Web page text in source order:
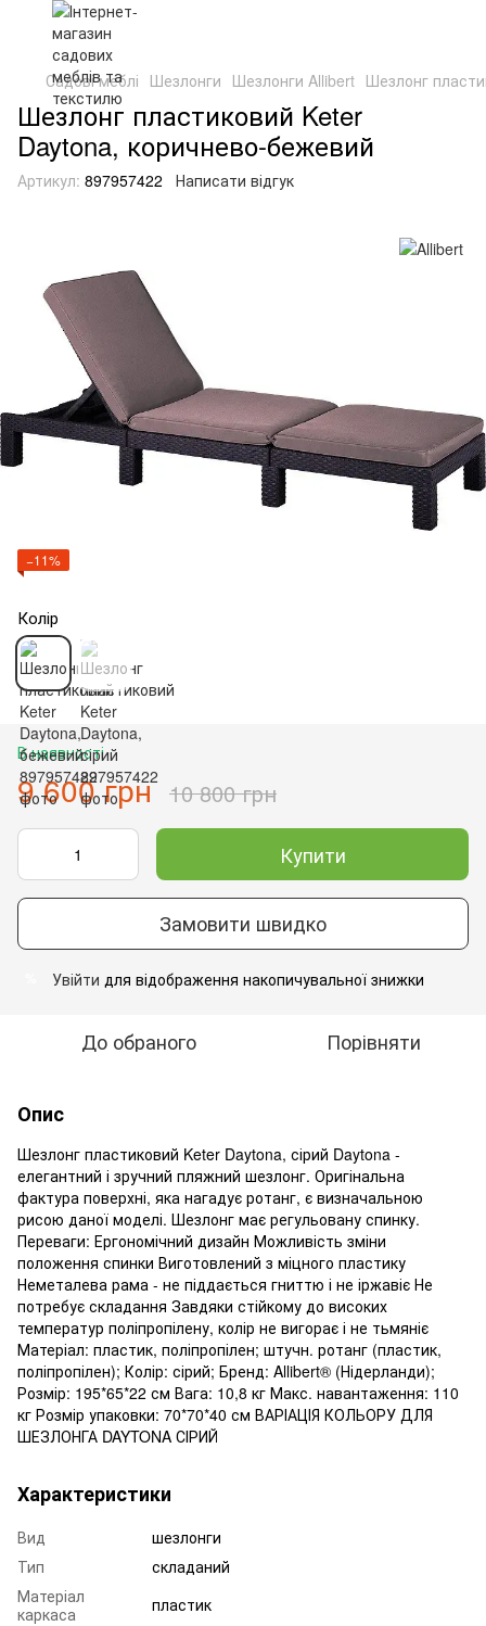
Садові меблі Шезлонги Шезлонги Allibert Шезлонг
Шезлонг пластиковий Keter
Daytona, коричнево-бежевий
Артикул: 897957422 Написати відгук
−11%
Колір
В наявності
9 600 грн 10 800 грн
Купити
Замовити швидко
Увійти для відображення накопичувальної знижки
До обраного Порівняти
Опис
Шезлонг пластиковий Keter Daytona, сірий Daytona -
елегантний і зручний пляжний шезлонг. Оригінальна
фактура поверхні, яка нагадує ротанг, є визначальною
рисою даної моделі. Шезлонг має регульовану спинку.
Переваги: Ергономічний дизайн Можливість зміни
положення спинки Виготовлений з міцного пластику
Неметалева рама - не піддається гниттю і не іржавіє Не
потребує складання Завдяки стійкому до високих
температур поліпропілену, колір не вигорає і не тьмяніє
Матеріал: пластик, поліпропілен; штучн. ротанг (пластик,
поліпропілен); Колір: сірий; Бренд: Allibert® (Нідерланди);
Розмір: 195*65*22 см Вага: 10,8 кг Макс. навантаження: 110
кг Розмір упаковки: 70*70*40 см ВАРІАЦІЯ КОЛЬОРУ ДЛЯ
ШЕЗЛОНГА DAYTONA СІРИЙ
Характеристики
Вид
шезлонги
Тип
складаний
Матеріал
каркаса
пластик